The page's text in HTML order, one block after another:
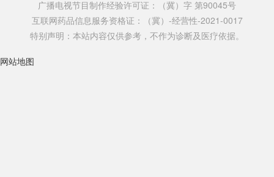
广播电视节目制作经验许可证：（冀）字 第90045号
互联网药品信息服务资格证：（冀）-经营性-2021-0017
特别声明：本站内容仅供参考，不作为诊断及医疗依据。
网站地图